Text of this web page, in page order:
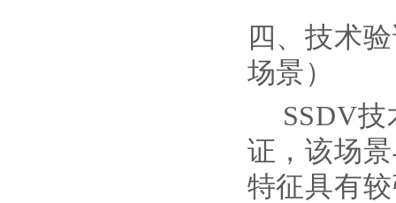
四、技术
场景）
SSDV
证，该场
特征具有